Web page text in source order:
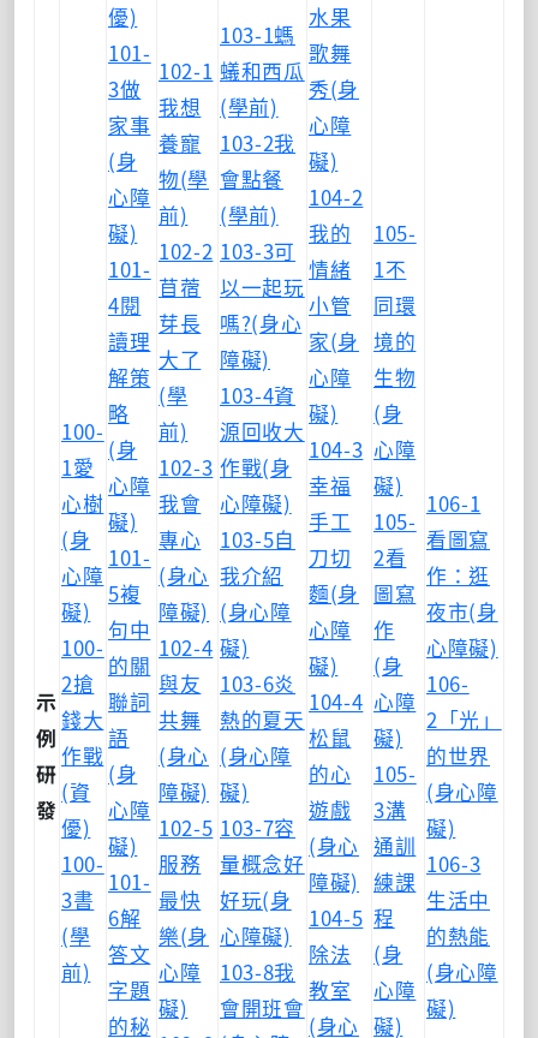
示
例
研
發
100-
1愛
心樹
(身
心障
礙)
100-
2搶
錢大
作戰
(資
優)
100-
3書
(學
前)
優)
101-
3做
家事
(身
心障
礙)
101-
4閱
讀理
解策
略
(身
心障
礙)
101-
5複
句中
的關
聯詞
語
(身
心障
礙)
101-
6解
答文
字題
的秘
102-1
我想
養寵
物(學
前)
102-2
苜蓿
芽長
大了
(學
前)
102-3
我會
專心
(身心
障礙)
102-4
與友
共舞
(身心
障礙)
102-5
服務
最快
樂(身
心障
礙)
103-1螞
蟻和西瓜
(學前)
103-2我
會點餐
(學前)
103-3可
以一起玩
嗎?(身心
障礙)
103-4資
源回收大
作戰(身
心障礙)
103-5自
我介紹
(身心障
礙)
103-6炎
熱的夏天
(身心障
礙)
103-7容
量概念好
好玩(身
心障礙)
103-8我
會開班會
水果
歌舞
秀(身
心障
礙)
104-2
我的
情緒
小管
家(身
心障
礙)
104-3
幸福
手工
刀切
麵(身
心障
礙)
104-4
松鼠
的心
遊戲
(身心
障礙)
104-5
除法
教室
(身心
105-
1不
同環
境的
生物
(身
心障
礙)
105-
2看
圖寫
作
(身
心障
礙)
105-
3溝
通訓
練課
程
(身
心障
礙)
106-1
看圖寫
作：逛
夜市(身
心障礙)
106-
2「光」
的世界
(身心障
礙)
106-3
生活中
的熱能
(身心障
礙)